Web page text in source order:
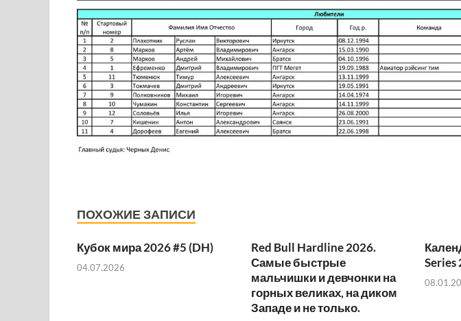
ПОХОЖИЕ ЗАПИСИ
Кубок мира 2026 #5 (DH)
04.07.2026
Red Bull Hardline 2026.
Самые быстрые
мальчишки и девчонки на
горных великах, на диком
Западе и не только.
Series